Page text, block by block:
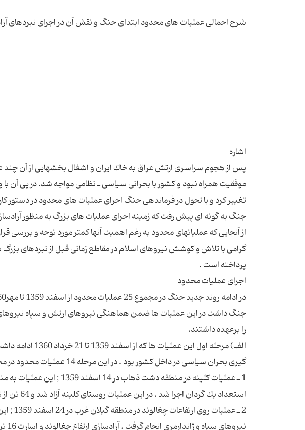
پس از هجوم سراسری ارتش عراق به خاك ایران و اشغال بخشهایی از آن چند
موفقیت همراه نبود و كشور با بحرانی سیاسی ـ نظامی مواجه شد. در پی آن
تغییر كرد و با تحول در فرماندهی جنگ اجرای عملیات های محدود در دستور
از آنجایی كه عملیاتهای محدود به رغم اهمیت آنها كمتر مورد توجه و بررسی
گرامی با تلاش و كوشش نیروهای اسلام در مقاطع زمانی قبل از نبردهای بزرگ
جنگ داشت در این عملیات ها ضمن هماهنگی نیروهای ارتش و سپاه
الف) مرحله اول
1 ـ عملیات كلینه در منطقه دشت
2 ـ